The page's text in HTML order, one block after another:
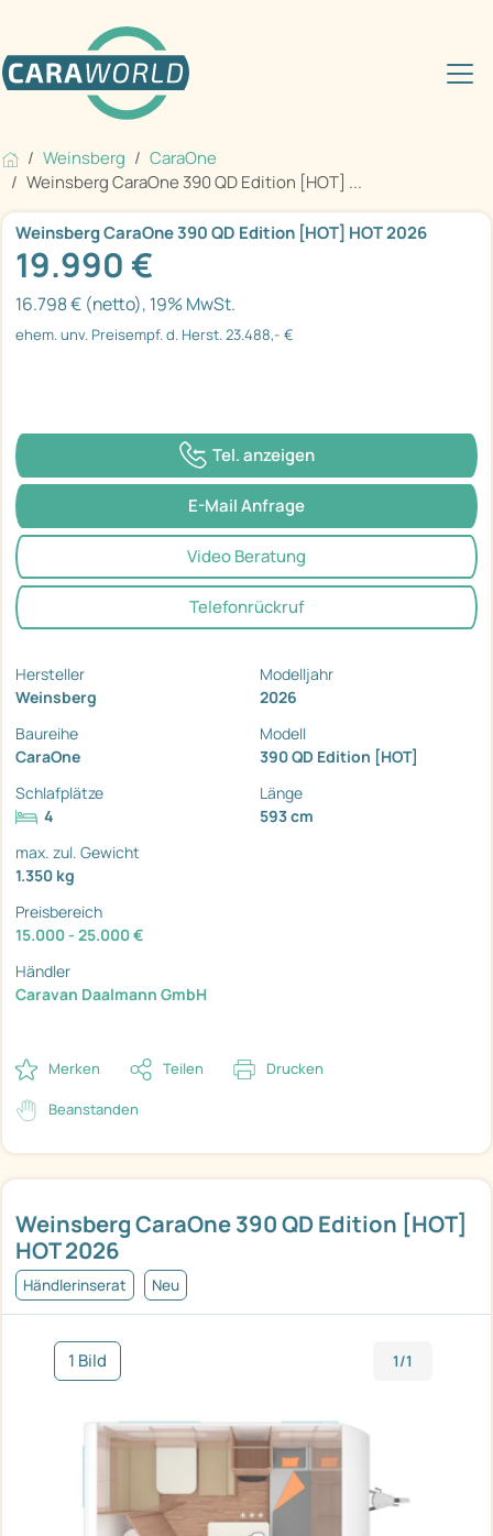
Weinsberg
CaraOne
Weinsberg CaraOne 390 QD Edition [HOT] ...
Weinsberg CaraOne 390 QD Edition [HOT]
HOT 2026
Händlerinserat Neu
1 Bild 1/1
Weinsberg CaraOne 390 QD Edition [HOT] HOT 2026
19.990 €
16.798 € (netto), 19% MwSt.
ehem. unv. Preisempf. d. Herst. 23.488,- €
Tel. anzeigen
E-Mail Anfrage
Video Beratung
Telefonrückruf
Hersteller
Weinsberg
Modelljahr
2026
Baureihe
CaraOne
Modell
390 QD Edition [HOT]
Schlafplätze
4
Länge
593 cm
max. zul. Gewicht
1.350 kg
Preisbereich
15.000 - 25.000 €
Händler
Caravan Daalmann GmbH
Merken Teilen Drucken
Beanstanden